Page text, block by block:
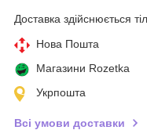
Доставка здійснюється
Нова Пошта
Магазини Rozetka
Укрпошта
Всі умови доставки